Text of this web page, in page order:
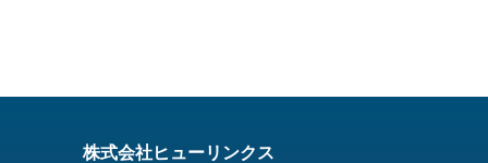
株式会社ヒューリンクス